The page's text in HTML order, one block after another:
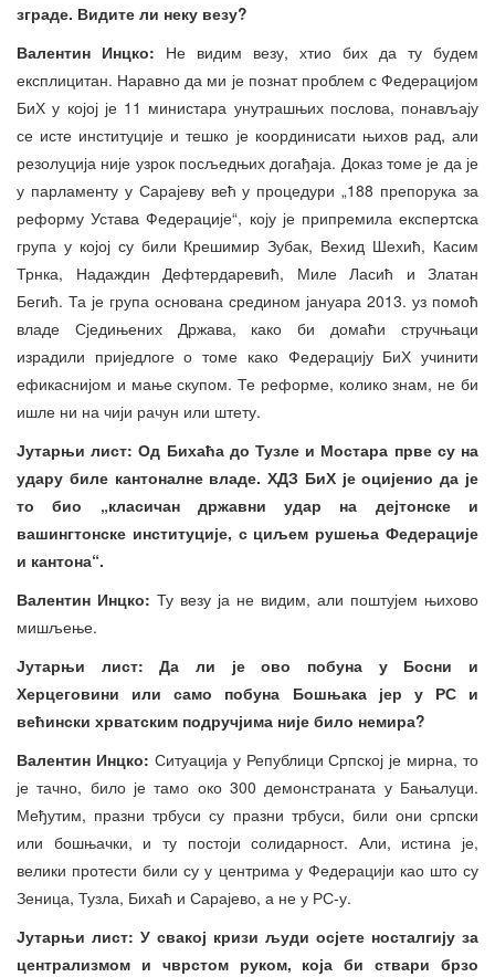
зграде. Видите ли неку везу?
Валентин Инцко: Не видим везу, хтио бих да ту будем
експлицитан. Наравно да ми је познат проблем с Федерацијом
БиХ у којој је 11 министара унутрашњих послова, понављају
се исте институције и тешко је координисати њихов рад, али
резолуција није узрок посљедњих догађаја. Доказ томе је да је
у парламенту у Сарајеву већ у процедури „188 препорука за
реформу Устава Федерације“, коју је припремила експертска
група у којој су били Крешимир Зубак, Вехид Шехић, Касим
Трнка, Надаждин Дефтердаревић, Миле Ласић и Златан
Бегић. Та је група основана средином јануара 2013. уз помоћ
владе Сједињених Држава, како би домаћи стручњаци
израдили приједлоге о томе како Федерацију БиХ учинити
ефикаснијом и мање скупом. Те реформе, колико знам, не би
ишле ни на чији рачун или штету.
Јутарњи лист: Од Бихаћа до Тузле и Мостара прве су на
удару биле кантоналне владе. ХДЗ БиХ је оцијенио да је
то био „класичан државни удар на дејтонске и
вашингтонске институције, с циљем рушења Федерације
и кантона“.
Валентин Инцко: Ту везу ја не видим, али поштујем њихово
мишљење.
Јутарњи лист: Да ли је ово побуна у Босни и
Херцеговини или само побуна Бошњака јер у РС и
већински хрватским подручјима није било немира?
Валентин Инцко: Ситуација у Републици Српској је мирна, то
је тачно, било је тамо око 300 демонстраната у Бањалуци.
Међутим, празни трбуси су празни трбуси, били они српски
или бошњачки, и ту постоји солидарност. Али, истина је,
велики протести били су у центрима у Федерацији као што су
Зеница, Тузла, Бихаћ и Сарајево, а не у РС-у.
Јутарњи лист: У свакој кризи људи осјете носталгију за
централизмом и чврстом руком, која би ствари брзо